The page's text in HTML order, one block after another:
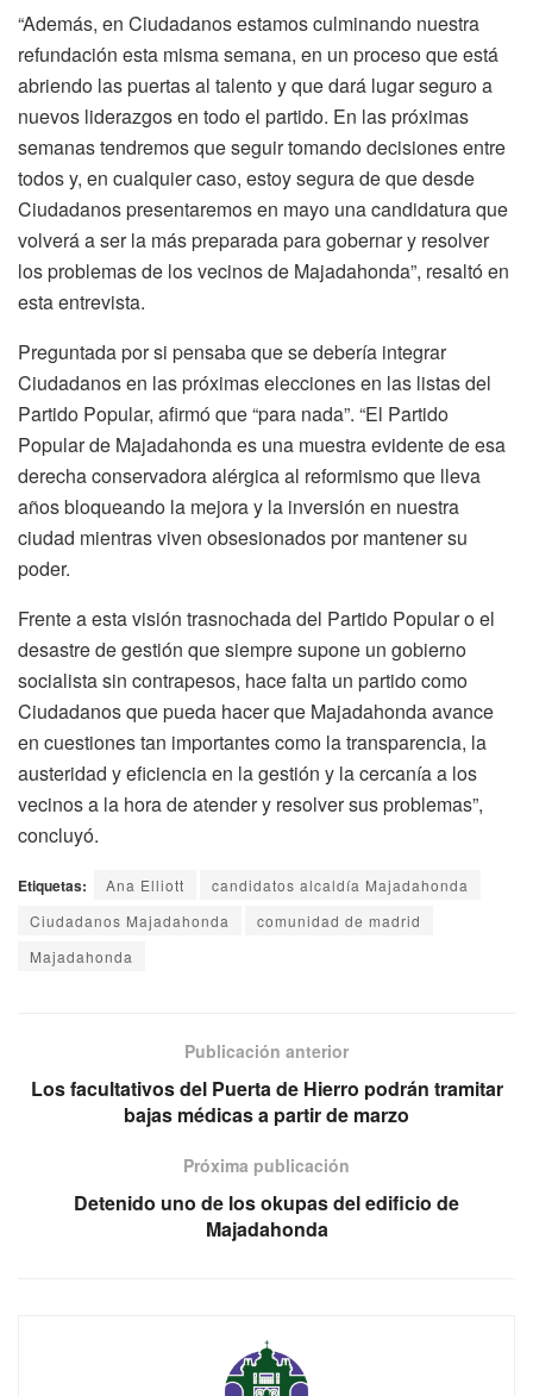
“Además, en Ciudadanos estamos culminando nuestra
refundación esta misma semana, en un proceso que está
abriendo las puertas al talento y que dará lugar seguro a
nuevos liderazgos en todo el partido. En las próximas
semanas tendremos que seguir tomando decisiones entre
todos y, en cualquier caso, estoy segura de que desde
Ciudadanos presentaremos en mayo una candidatura que
volverá a ser la más preparada para gobernar y resolver
los problemas de los vecinos de Majadahonda”, resaltó en
esta entrevista.
Preguntada por si pensaba que se debería integrar
Ciudadanos en las próximas elecciones en las listas del
Partido Popular, afirmó que “para nada”. “El Partido
Popular de Majadahonda es una muestra evidente de esa
derecha conservadora alérgica al reformismo que lleva
años bloqueando la mejora y la inversión en nuestra
ciudad mientras viven obsesionados por mantener su
poder.
Frente a esta visión trasnochada del Partido Popular o el
desastre de gestión que siempre supone un gobierno
socialista sin contrapesos, hace falta un partido como
Ciudadanos que pueda hacer que Majadahonda avance
en cuestiones tan importantes como la transparencia, la
austeridad y eficiencia en la gestión y la cercanía a los
vecinos a la hora de atender y resolver sus problemas”,
concluyó.
Etiquetas: Ana Elliott
candidatos alcaldía Majadahonda
Ciudadanos Majadahonda
comunidad de madrid
Majadahonda
Publicación anterior
Los facultativos del Puerta de Hierro podrán tramitar
bajas médicas a partir de marzo
Próxima publicación
Detenido uno de los okupas del edificio de
Majadahonda